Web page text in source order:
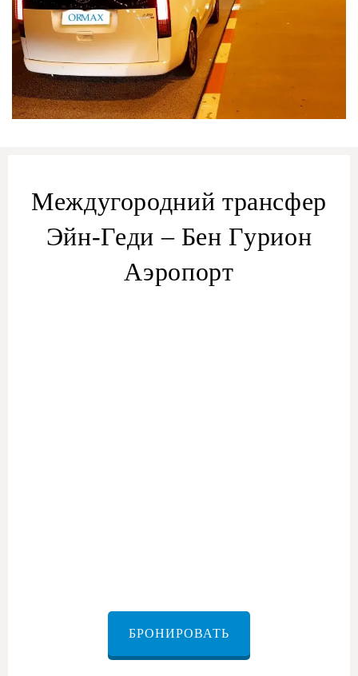
Междугородний трансфер
Эйн-Геди – Бен Гурион
Аэропорт
БРОНИРОВАТЬ